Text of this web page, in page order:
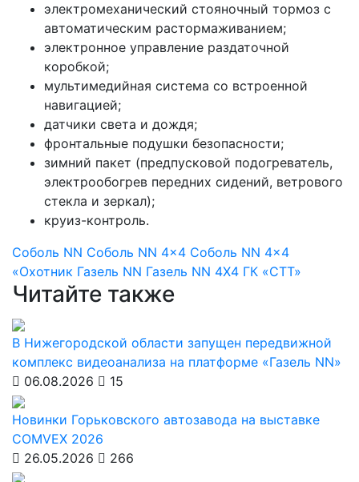
электромеханический стояночный тормоз с
автоматическим растормаживанием;
электронное управление раздаточной
коробкой;
мультимедийная система со встроенной
навигацией;
датчики света и дождя;
фронтальные подушки безопасности;
зимний пакет (предпусковой подогреватель,
электрообогрев передних сидений, ветрового
стекла и зеркал);
круиз-контроль.
Соболь NN Соболь NN 4x4 Соболь NN 4x4
«Охотник Газель NN Газель NN 4X4 ГК «СТТ»
Читайте также
В Нижегородской области запущен передвижной
комплекс видеоанализа на платформе «Газель NN»
06.08.2026
15
Новинки Горьковского автозавода на выставке
COMVEX 2026
26.05.2026
266